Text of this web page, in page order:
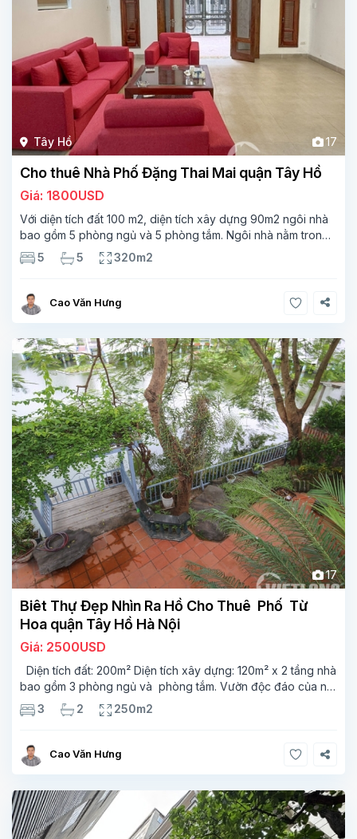
Tây Hồ 17
Cho thuê Nhà Phố Đặng Thai Mai quận Tây Hồ
Giá: 1800USD
Với diện tích đất 100 m2, diện tích xây dựng 90m2 ngôi nhà
bao gồm 5 phòng ngủ và 5 phòng tắm. Ngôi nhà nằm trong
khu vưc yên tính an ninh tốt rất phù hợp cho cho gia đinh và
5 5 320m2
Cao Văn Hưng
17
Biêt Thự Đẹp Nhìn Ra Hồ Cho Thuê Phố Từ
Hoa quận Tây Hồ Hà Nội
Giá: 2500USD
Diện tích đất: 200m² Diện tích xây dựng: 120m² x 2 tầng nhà
bao gồm 3 phòng ngủ và phòng tắm. Vườn độc đáo của nó
rất phù hợp cho những các gia đình Nằm ở trung tâm Tây Hồ
3 2 250m2
Cao Văn Hưng